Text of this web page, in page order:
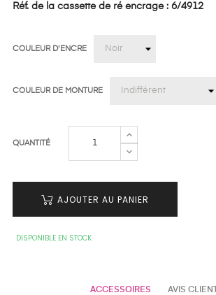
Réf. de la cassette de ré encrage : 6/4912
COULEUR D'ENCRE
COULEUR DE MONTURE
QUANTITÉ
AJOUTER AU PANIER
DISPONIBLE EN STOCK
ACCESSOIRES AVIS